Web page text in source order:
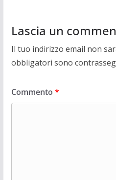
Lascia un
Il tuo indirizzo email non
obbligatori sono
Commento *